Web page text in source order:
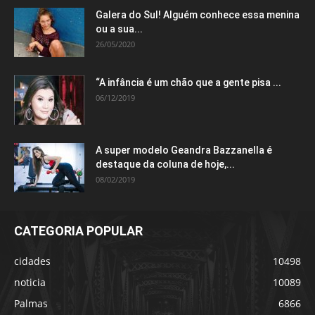
Galera do Sul! Alguém conhece essa menina
ou a sua...
26/05/2020
“A infância é um chão que a gente pisa ...
06/12/2019
A super modelo Geandra Bazzanella é
destaque da coluna de hoje,...
08/02/2019
CATEGORIA POPULAR
cidades
10498
noticia
10089
Palmas
6866